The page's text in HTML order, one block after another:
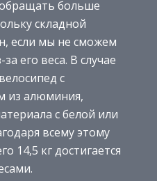
больше
складной
если мы не сможем
его веса. В случае
с
из алюминия,
с белой или
всему этому
14,5 кг достигается